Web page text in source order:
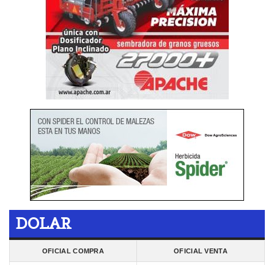
DOLAR
OFICIAL COMPRA OFICIAL VENTA